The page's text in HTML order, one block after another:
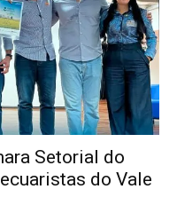
Setorial do
do Vale